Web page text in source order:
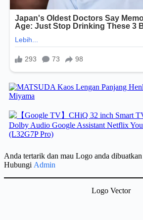
Anda tertarik dan mau Logo anda
Hubungi Admin
Logo Vector